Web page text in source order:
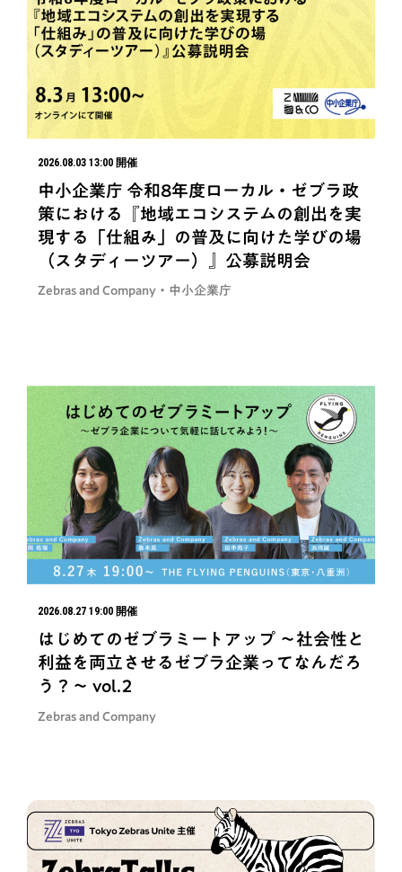
2026.08.03 13:00 開催
中小企業庁 令和8年度ローカル・ゼブラ政
策における『地域エコシステムの創出を実
現する「仕組み」の普及に向けた学びの場
（スタディーツアー）』公募説明会
Zebras and Company・中小企業庁
2026.08.27 19:00 開催
はじめてのゼブラミートアップ ～社会性と
利益を両立させるゼブラ企業ってなんだろ
う？～ vol.2
Zebras and Company